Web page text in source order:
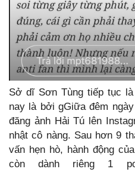
Sở dĩ Sơn Tùng tiếp tục
nay là bởi gGiữa đêm
đăng ảnh Hải Tú lên
nhật cô nàng. Sau hơn 9
vấn hẹn hò, hành động
còn dành riêng 1